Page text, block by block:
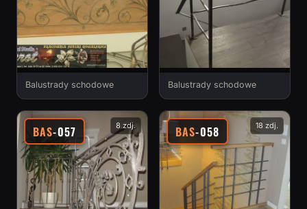
Balustrady schodowe Balustrady schodowe
BAS-057 8 zdj. BAS-058 18 zdj.